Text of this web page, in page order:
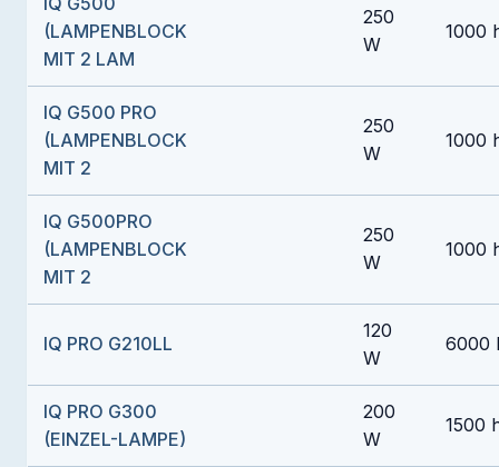
(LAMPENBLOCK
MIT 2 LAM
250
W
1000
IQ G500 PRO
(LAMPENBLOCK
MIT 2
250
W
1000
IQ G500PRO
(LAMPENBLOCK
MIT 2
250
W
1000
IQ PRO G210LL
120
W
6000
IQ PRO G300
(EINZEL-LAMPE)
200
W
1500